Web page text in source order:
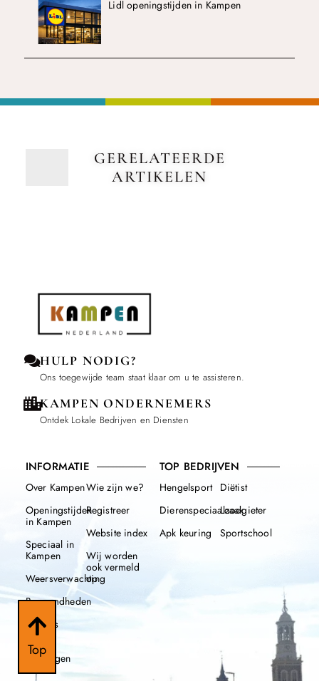
Top
Lidl openingstijden in Kampen
GERELATEERDE
ARTIKELEN
HULP NODIG?
Ons toegewijde team staat klaar om u te assisteren.
KAMPEN ONDERNEMERS
Ontdek Lokale Bedrijven en Diensten
INFORMATIE
Over Kampen
Openingstijden
in Kampen
Speciaal in
Kampen
Weersverwachting
Beroemdheden
Nieuws
112
meldingen
Wie zijn we?
Registreer
Website index
Wij worden
ook vermeld
op
TOP BEDRIJVEN
Hengelsport
Dierenspeciaalzaak
Apk keuring
Diëtist
Loodgieter
Sportschool